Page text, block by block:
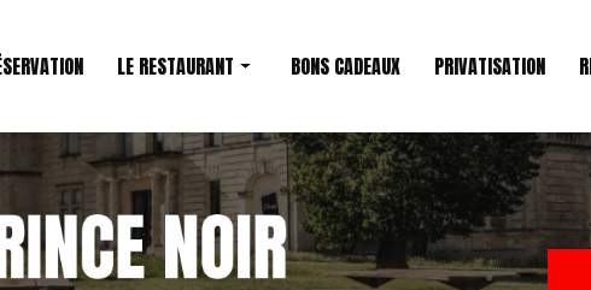
LE RESTAURANT
Restaurant étoilé
Le Chef
BONS CADEAUX PRIVATISATION